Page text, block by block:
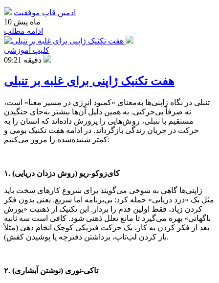
ادمین قاب موفقیت
10 ماه پیش
ادامه مطلب
کلیپ آموزشی
هفت تکنیک ژاپنی برای غلبه بر تنبلی
تنبلی در نگاه ژاپنی‌ها به‌معنای «کمبود انرژی در مسیر معنا» است،
نه صرفاً بی‌حرکتی. به همین دلیل آن‌ها بیشتر به‌جای جنگیدن
مستقیم با تنبلی، روش‌هایی را پرورش داده‌اند که انسان را به
حرکت در جریان زندگی بازگرداند. در ادامه هفت تکنیک بومی و
کمتر شنیده‌شده را مرور می‌کنیم:
۱. کای‌زوکو-ریو (روش دزدان دریایی)
ژاپنی‌ها گاهی به شوخی می‌گویند برای شروع کارهای سخت باید
مثل یک «دزد دریایی» حمله کرد: بی‌برنامه اما سریع. یعنی بدون فکر
کردن زیاد، فقط اولین قدم را بردار. این تکنیک از ذهنیت «یورش
ناگهانی» بهره می‌گیرد تا مانع تعلل ذهنی شود. کافی است سه ثانیه
بعد از فکر کردن به کار، یک حرکت فیزیکی کوچک انجام دهی (مثلاً
باز کردن لپ‌تاپ، برداشتن دفترچه یا پوشیدن کفش).
۲. تاکی-نوری (نوشتن آبشاری)